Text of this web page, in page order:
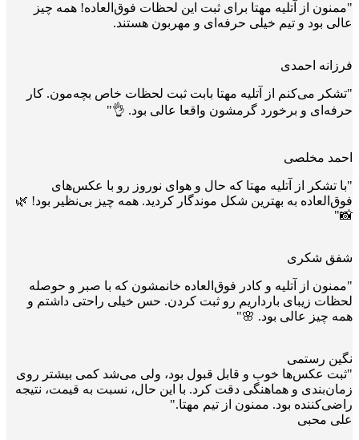
"ممنون از آتلیه مهتا برای ثبت این لحظات فوق‌العاده! همه چیز
عالی بود و تیم خیلی حرفه‌ای و مهربون هستند.
فرزانه احمدی
"تشکر می‌کنم از آتلیه مهتا بابت ثبت لحظات خاص بچه‌مون. کار
حرفه‌ای و برخورد گرمشون واقعا عالی بود. 👌"
احمد مخلصی
"با تشکر از آتلیه مهتا که حال و هوای نوروز رو با عکس‌های
فوق‌العاده به بهترین شکل موندگار کردید. همه چیز بی‌نظیر بود! 🌿
📸"
شفق شکری
"ممنون از آتلیه و کادر فوق‌العاده خانمشون که با صبر و حوصله
لحظات زیبای بارداریم رو ثبت کردن. حس خیلی راحتی داشتم و
همه چیز عالی بود. 🌸"
نگین رستمی
"ثبت عکس‌ها خوب و قابل قبول بود، ولی می‌شد کمی بیشتر روی
زمان‌بندی و هماهنگی دقت کرد. با این حال، نسبت به قیمت، نتیجه
راضی‌کننده بود. ممنون از تیم مهتا."
علی محبی